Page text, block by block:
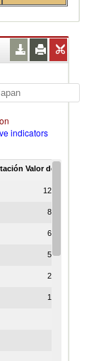
indicators
Valor del comercio
12,650.51
8,001.43
6,017.40
5,725.66
2,585.09
1,021.51